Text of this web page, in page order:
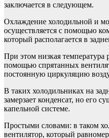
заключается в следующем.
Охлаждение холодильной и
осуществляется с помощью
который располагается в
При этом низкая температура
помощью спрятанных
постоянную циркуляцию
В таких холодильниках на
замерзает конденсат, но его
капельной системе.
Простыми словами: в таком
вентилятор, который